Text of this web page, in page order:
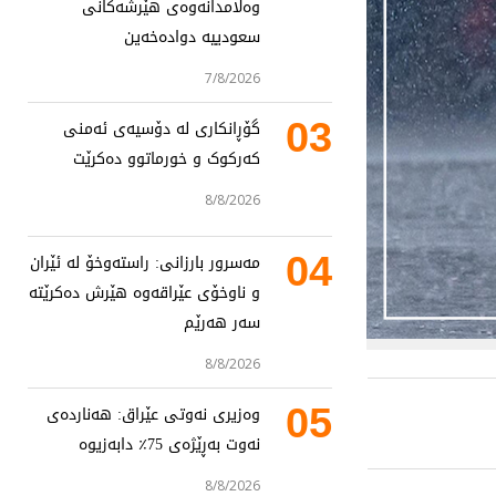
وەڵامدانەوەی هێرشەکانی
سعودییە دوادەخەین
7/8/2026
03
گۆڕانکاری لە دۆسیەی ئەمنی
کەرکوک و خورماتوو دەکرێت
8/8/2026
04
مەسرور بارزانی: راستەوخۆ لە ئێران
و ناوخۆی عێراقەوە هێرش دەکرێتە
سەر هەرێم
8/8/2026
05
وەزیری نەوتی عێراق: هەناردەی
نەوت بەڕێژەی 75٪ دابەزیوە
8/8/2026